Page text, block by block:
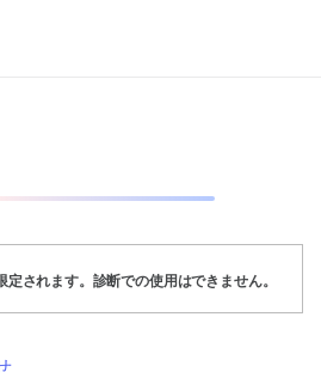
されます。診断での使用はできません。